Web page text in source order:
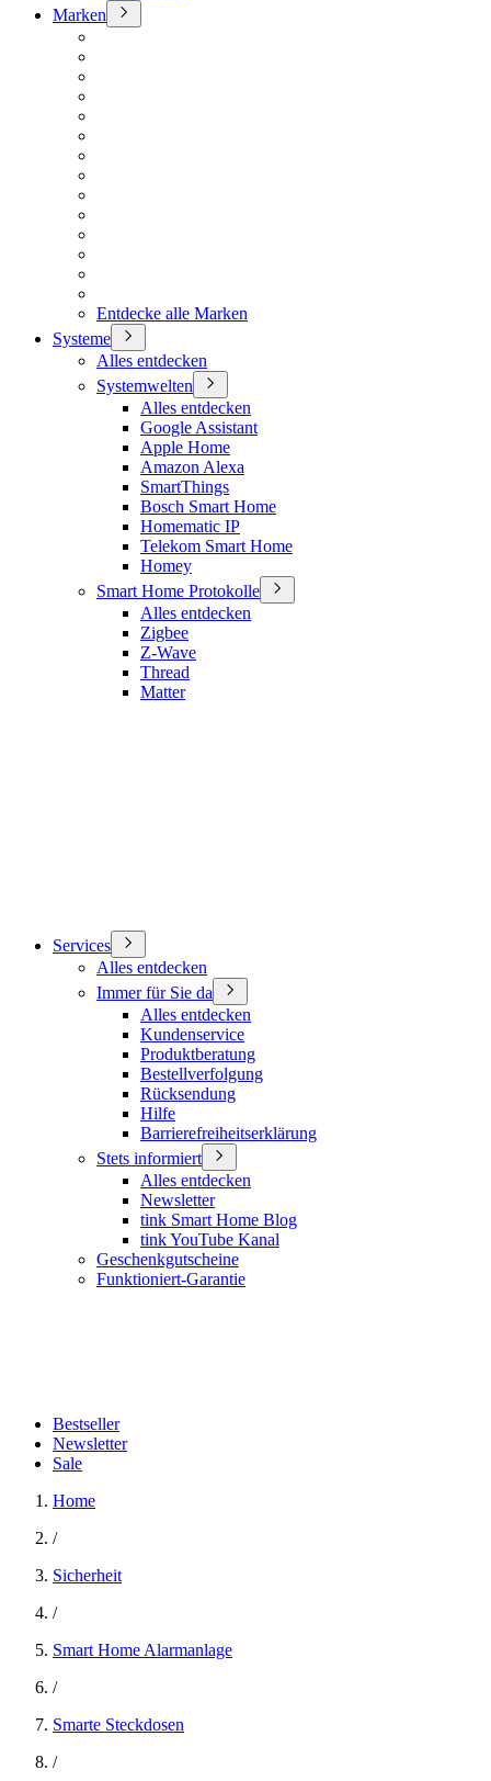
Marken
Entdecke alle Marken
Systeme
Alles entdecken
Systemwelten
Alles entdecken
Google Assistant
Apple Home
Amazon Alexa
SmartThings
Bosch Smart Home
Homematic IP
Telekom Smart Home
Homey
Smart Home Protokolle
Alles entdecken
Zigbee
Z-Wave
Thread
Matter
Services
Alles entdecken
Immer für Sie da
Alles entdecken
Kundenservice
Produktberatung
Bestellverfolgung
Rücksendung
Hilfe
Barrierefreiheitserklärung
Stets informiert
Alles entdecken
Newsletter
tink Smart Home Blog
tink YouTube Kanal
Geschenkgutscheine
Funktioniert-Garantie
Bestseller
Newsletter
Sale
Home
/
Sicherheit
/
Smart Home Alarmanlage
/
Smarte Steckdosen
/